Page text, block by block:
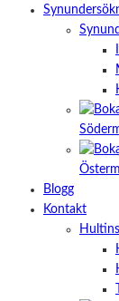
Blogg
Kontakt